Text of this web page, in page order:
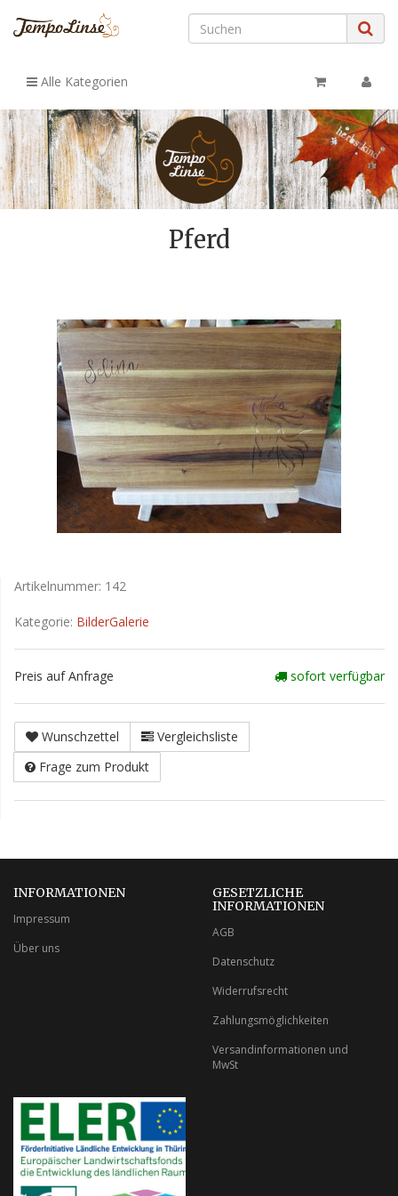
Alle Kategorien
Pferd
Artikelnummer: 142
Kategorie: BilderGalerie
Preis auf Anfrage sofort verfügbar
Wunschzettel
Vergleichsliste
Frage zum Produkt
INFORMATIONEN
Impressum
Über uns
GESETZLICHE
INFORMATIONEN
AGB
Datenschutz
Widerrufsrecht
Zahlungsmöglichkeiten
Versandinformationen und
MwSt